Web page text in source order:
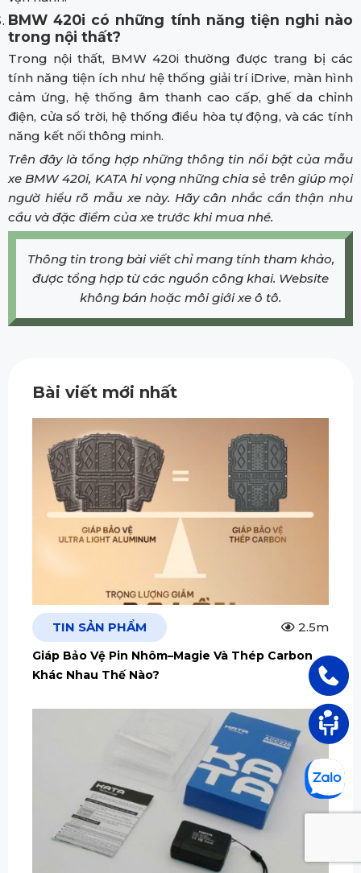
BMW 420i có những tính năng tiện nghi nào
trong nội thất?
Trong nội thất, BMW 420i thường được trang bị các
tính năng tiện ích như hệ thống giải trí iDrive, màn hình
cảm ứng, hệ thống âm thanh cao cấp, ghế da chỉnh
điện, cửa sổ trời, hệ thống điều hòa tự động, và các tính
năng kết nối thông minh.
Trên đây là tổng hợp những thông tin nổi bật của mẫu
xe BMW 420i, KATA hi vọng những chia sẻ trên giúp mọi
ngườ hiểu rõ mẫu xe này. Hãy cân nhắc cẩn thận nhu
cầu và đặc điểm của xe trước khi mua nhé.
Thông tin trong bài viết chỉ mang tính tham khảo,
được tổng hợp từ các nguồn công khai. Website
không bán hoặc môi giới xe ô tô.
Bài viết mới nhất
TIN SẢN PHẨM 2.5m
Giáp Bảo Vệ Pin Nhôm–Magie Và Thép Carbon
Khác Nhau Thế Nào?